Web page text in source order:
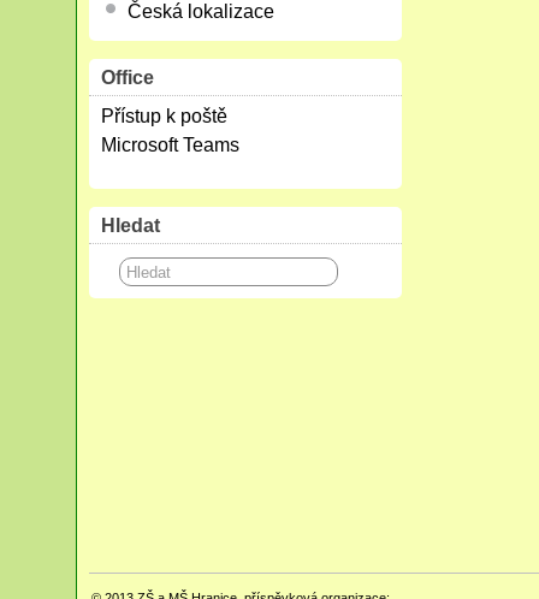
Česká lokalizace
Office
Přístup k poště
Microsoft Teams
Hledat